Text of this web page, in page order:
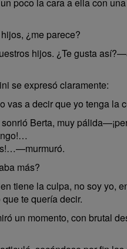
¿me parece?
hijos. ¿Te gusta
se expresó claramente:
vas a decir que yo tenga la
Berta, muy
más?
tiene la culpa, no soy yo,
te quería decir.
un momento, con brutal